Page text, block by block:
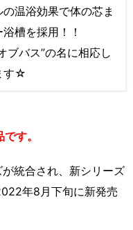
温浴効果で体の芯ま
槽を採用！！
ブバス”の名に相応し
す☆
す。
統合され、新シリーズ
年8月下旬に新発売